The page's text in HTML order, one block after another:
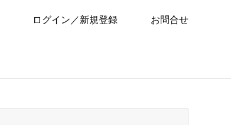
ログイン／新規登録 お問合せ